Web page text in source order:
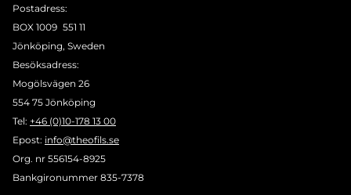
Postadress:
BOX 1009 551 11
Jönköping, Sweden
Besöksadress:
Mogölsvägen 26
554 75 Jönköping
Tel: +46 (0)10-178 13 00
Epost: info@theofils.se
Org. nr 556154-8925
Bankgironummer 835-7378